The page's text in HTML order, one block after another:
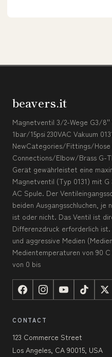
beavers.it
Magnetventil 3/2-Wege G3/8''
1bar/15psi 230VAC Vakuum
NewCategories/Fittings/
Connections/Elbow/Brass G-
Gerät gewährleistet eine
Magnetventil (Typ 0131) mit G
AC Spule. Der
beiden Ausgangsschluchen,
ist oder nicht. Das Ventil ist
Differenzdruck erforderlich
und aggressive Medien
Medientemperaturen von 90
von 0 bis
CONTACT
123 Commerce Street
Los Angeles, CA 90015, USA